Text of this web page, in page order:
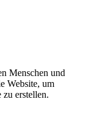
Menschen und
Website, um
erstellen.